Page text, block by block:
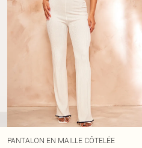
PANTALON EN MAILLE CÔTELÉE